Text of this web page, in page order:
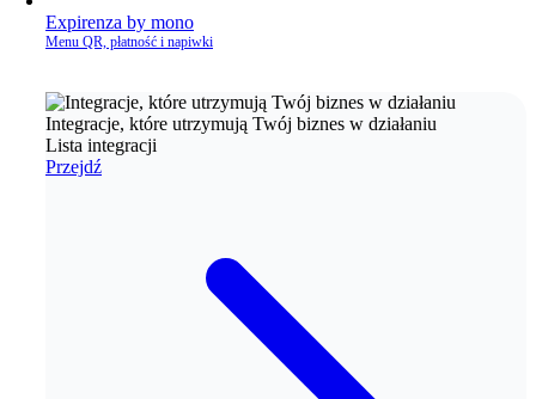
Expirenza by mono
Menu QR, płatność i napiwki
Integracje, które utrzymują Twój biznes w działaniu
Lista integracji
Przejdź